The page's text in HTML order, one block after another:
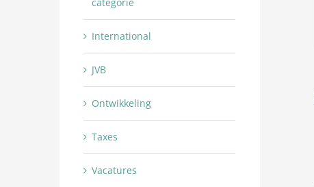
International
JVB
Ontwikkeling
Taxes
Vacatures